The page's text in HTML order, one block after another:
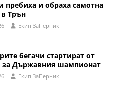
пребиха и обраха самотна
в Трън
Eкип ЗаПерник
бегачи стартират от
за Държавния шампионат
Eкип ЗаПерник